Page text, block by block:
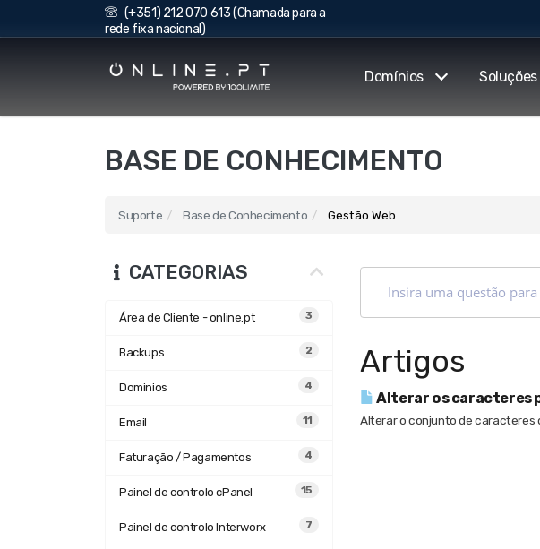
(+351) 212 070 613 (Chamada para a
rede fixa nacional)
Domínios Soluções
BASE DE CONHECIMENTO
Suporte Base de Conhecimento Gestão Web
CATEGORIAS
3
Área de Cliente - online.pt
2
Backups
4
Dominios
11
Email
4
Faturação / Pagamentos
15
Painel de controlo cPanel
7
Painel de controlo Interworx
Artigos
Alterar os caracteres
Alterar o conjunto de caracteres